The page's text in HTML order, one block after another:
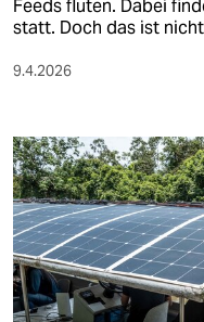
Feeds fluten. Dabei
statt. Doch das ist
9.4.2026